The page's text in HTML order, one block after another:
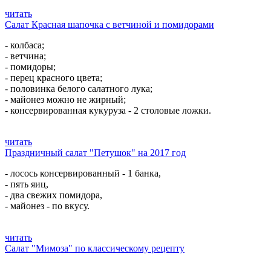
читать
Салат Красная шапочка с ветчиной и помидорами
- колбаса;
- ветчина;
- помидоры;
- перец красного цвета;
- половинка белого салатного лука;
- майонез можно не жирный;
- консервированная кукуруза - 2 столовые ложки.
читать
Праздничный салат "Петушок" на 2017 год
- лосось консервированный - 1 банка,
- пять яиц,
- два свежих помидора,
- майонез - по вкусу.
читать
Салат "Мимоза" по классическому рецепту